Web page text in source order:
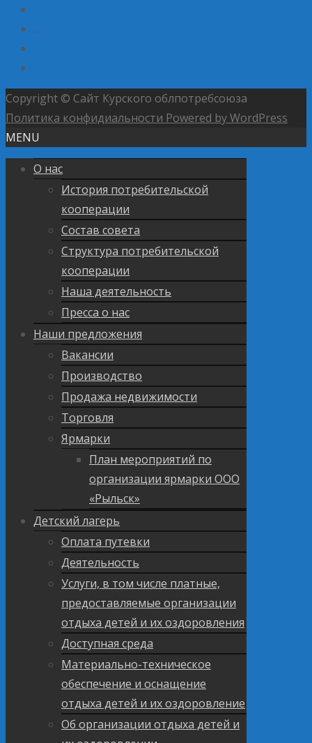
…
Copyright © Сайт Курского облпотребсоюза
Политика конфидиальности Powered by WordPress
MENU
О нас
История потребительской
кооперации
Состав совета
Структура потребительской
кооперации
Наша деятельность
Пресса о нас
Наши предложения
Вакансии
Производство
Продажа недвижимости
Торговля
Ярмарки
План мероприятий по
организации ярмарки ООО
«Рыльск»
Детский лагерь
Оплата путевки
Деятельность
Услуги, в том числе платные,
предоставляемые организации
отдыха детей и их оздоровления
Доступная среда
Материально-техническое
обеспечение и оснащение
отдыха детей и их оздоровление
Об организации отдыха детей и